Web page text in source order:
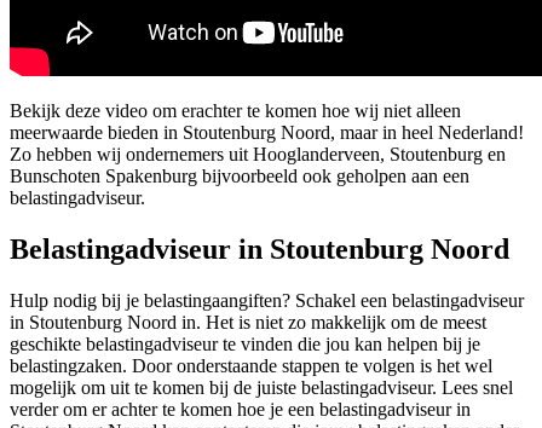
Bekijk deze video om erachter te komen hoe wij niet alleen
meerwaarde bieden in Stoutenburg Noord, maar in heel Nederland!
Zo hebben wij ondernemers uit Hooglanderveen, Stoutenburg en
Bunschoten Spakenburg bijvoorbeeld ook geholpen aan een
belastingadviseur.
Belastingadviseur in Stoutenburg Noord
Hulp nodig bij je belastingaangiften? Schakel een belastingadviseur
in Stoutenburg Noord in. Het is niet zo makkelijk om de meest
geschikte belastingadviseur te vinden die jou kan helpen bij je
belastingzaken. Door onderstaande stappen te volgen is het wel
mogelijk om uit te komen bij de juiste belastingadviseur. Lees snel
verder om er achter te komen hoe je een belastingadviseur in